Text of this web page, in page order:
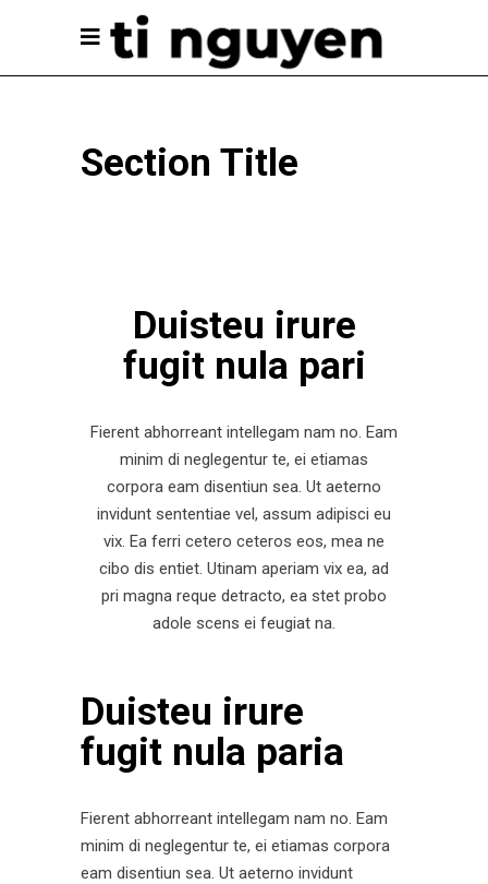
Section Title
Duisteu irure
fugit nula pari
Fierent abhorreant intellegam nam no. Eam
minim di neglegentur te, ei etiamas
corpora eam disentiun sea. Ut aeterno
invidunt sententiae vel, assum adipisci eu
vix. Ea ferri cetero ceteros eos, mea ne
cibo dis entiet. Utinam aperiam vix ea, ad
pri magna reque detracto, ea stet probo
adole scens ei feugiat na.
Duisteu irure
fugit nula paria
Fierent abhorreant intellegam nam no. Eam
minim di neglegentur te, ei etiamas corpora
eam disentiun sea. Ut aeterno invidunt